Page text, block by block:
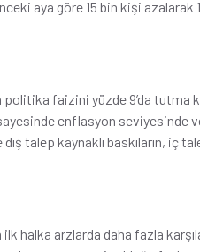
aya göre 15 bin kişi azalarak
politika faizini yüzde 9’da tutma
enflasyon seviyesinde
talep kaynaklı baskıların, iç
halka arzlarda daha fazla